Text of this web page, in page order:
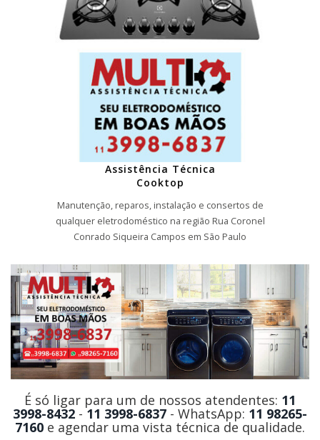
Assistência Técnica
Cooktop
Manutenção, reparos, instalação e consertos de
qualquer eletrodoméstico na região Rua Coronel
Conrado Siqueira Campos em São Paulo
É só ligar para um de nossos atendentes: 11
3998-8432 -11 3998-6837 - WhatsApp: 11 98265-
7160 e agendar uma vista técnica de qualidade.